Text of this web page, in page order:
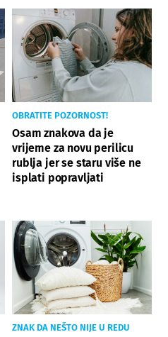
OBRATITE POZORNOST!
Osam znakova da je
vrijeme za novu perilicu
rublja jer se staru više ne
isplati popravljati
ZNAK DA NEŠTO NIJE U REDU